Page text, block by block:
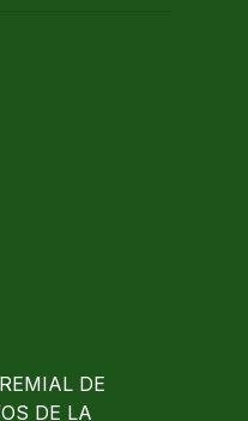
DE
DE LA